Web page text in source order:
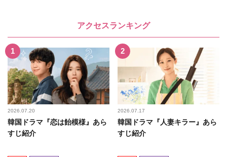
アクセスランキング
2026.07.20
韓国ドラマ『恋は飴模様』あら
すじ紹介
2026.07.17
韓国ドラマ『人妻キラー』あら
すじ紹介